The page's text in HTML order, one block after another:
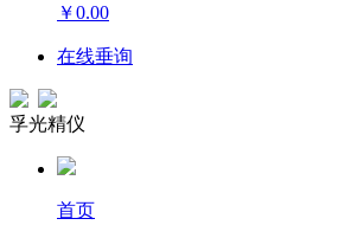
￥0.00
在线垂询
孚光精仪
首页